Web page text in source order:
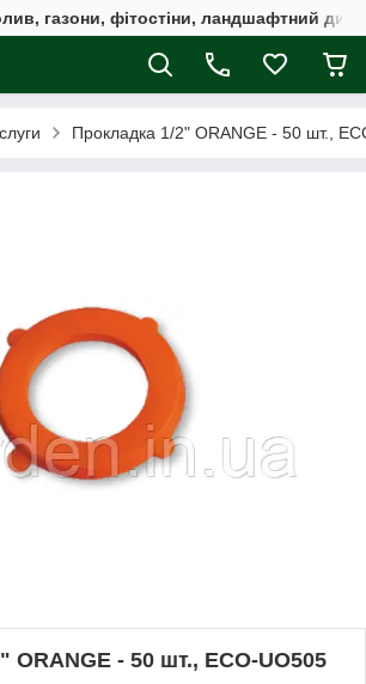
газони, фітостіни, ландшафтний
Прокладка 1/2" ORANGE - 50 шт.,
ORANGE - 50 шт., ECO-UO505